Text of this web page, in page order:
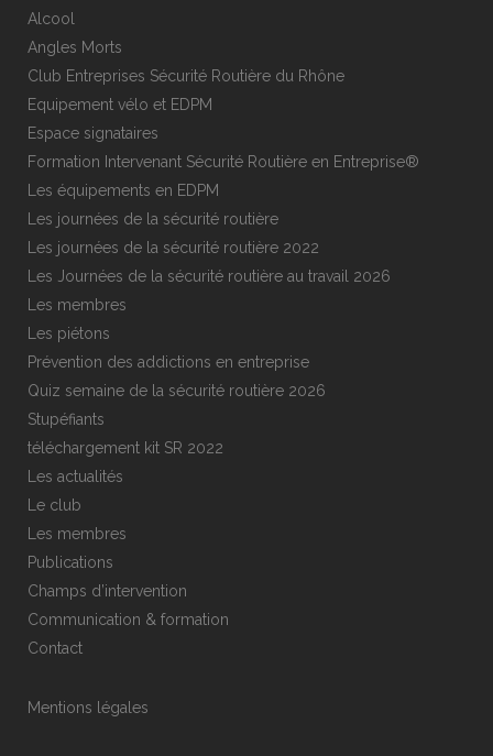
Alcool
Angles Morts
Club Entreprises Sécurité Routière du Rhône
Equipement vélo et EDPM
Espace signataires
Formation Intervenant Sécurité Routière en Entreprise®
Les équipements en EDPM
Les journées de la sécurité routière
Les journées de la sécurité routière 2022
Les Journées de la sécurité routière au travail 2026
Les membres
Les piétons
Prévention des addictions en entreprise
Quiz semaine de la sécurité routière 2026
Stupéfiants
téléchargement kit SR 2022
Les actualités
Le club
Les membres
Publications
Champs d’intervention
Communication & formation
Contact
Mentions légales